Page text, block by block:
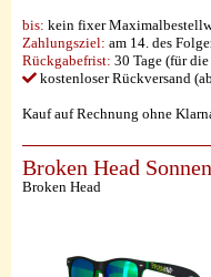
bis: kein fixer
Zahlungsziel: am 14. des
Rückgabefrist: 30 Tage (für
kostenloser Rückversand
Kauf auf Rechnung ohne
Broken Head
Broken Head